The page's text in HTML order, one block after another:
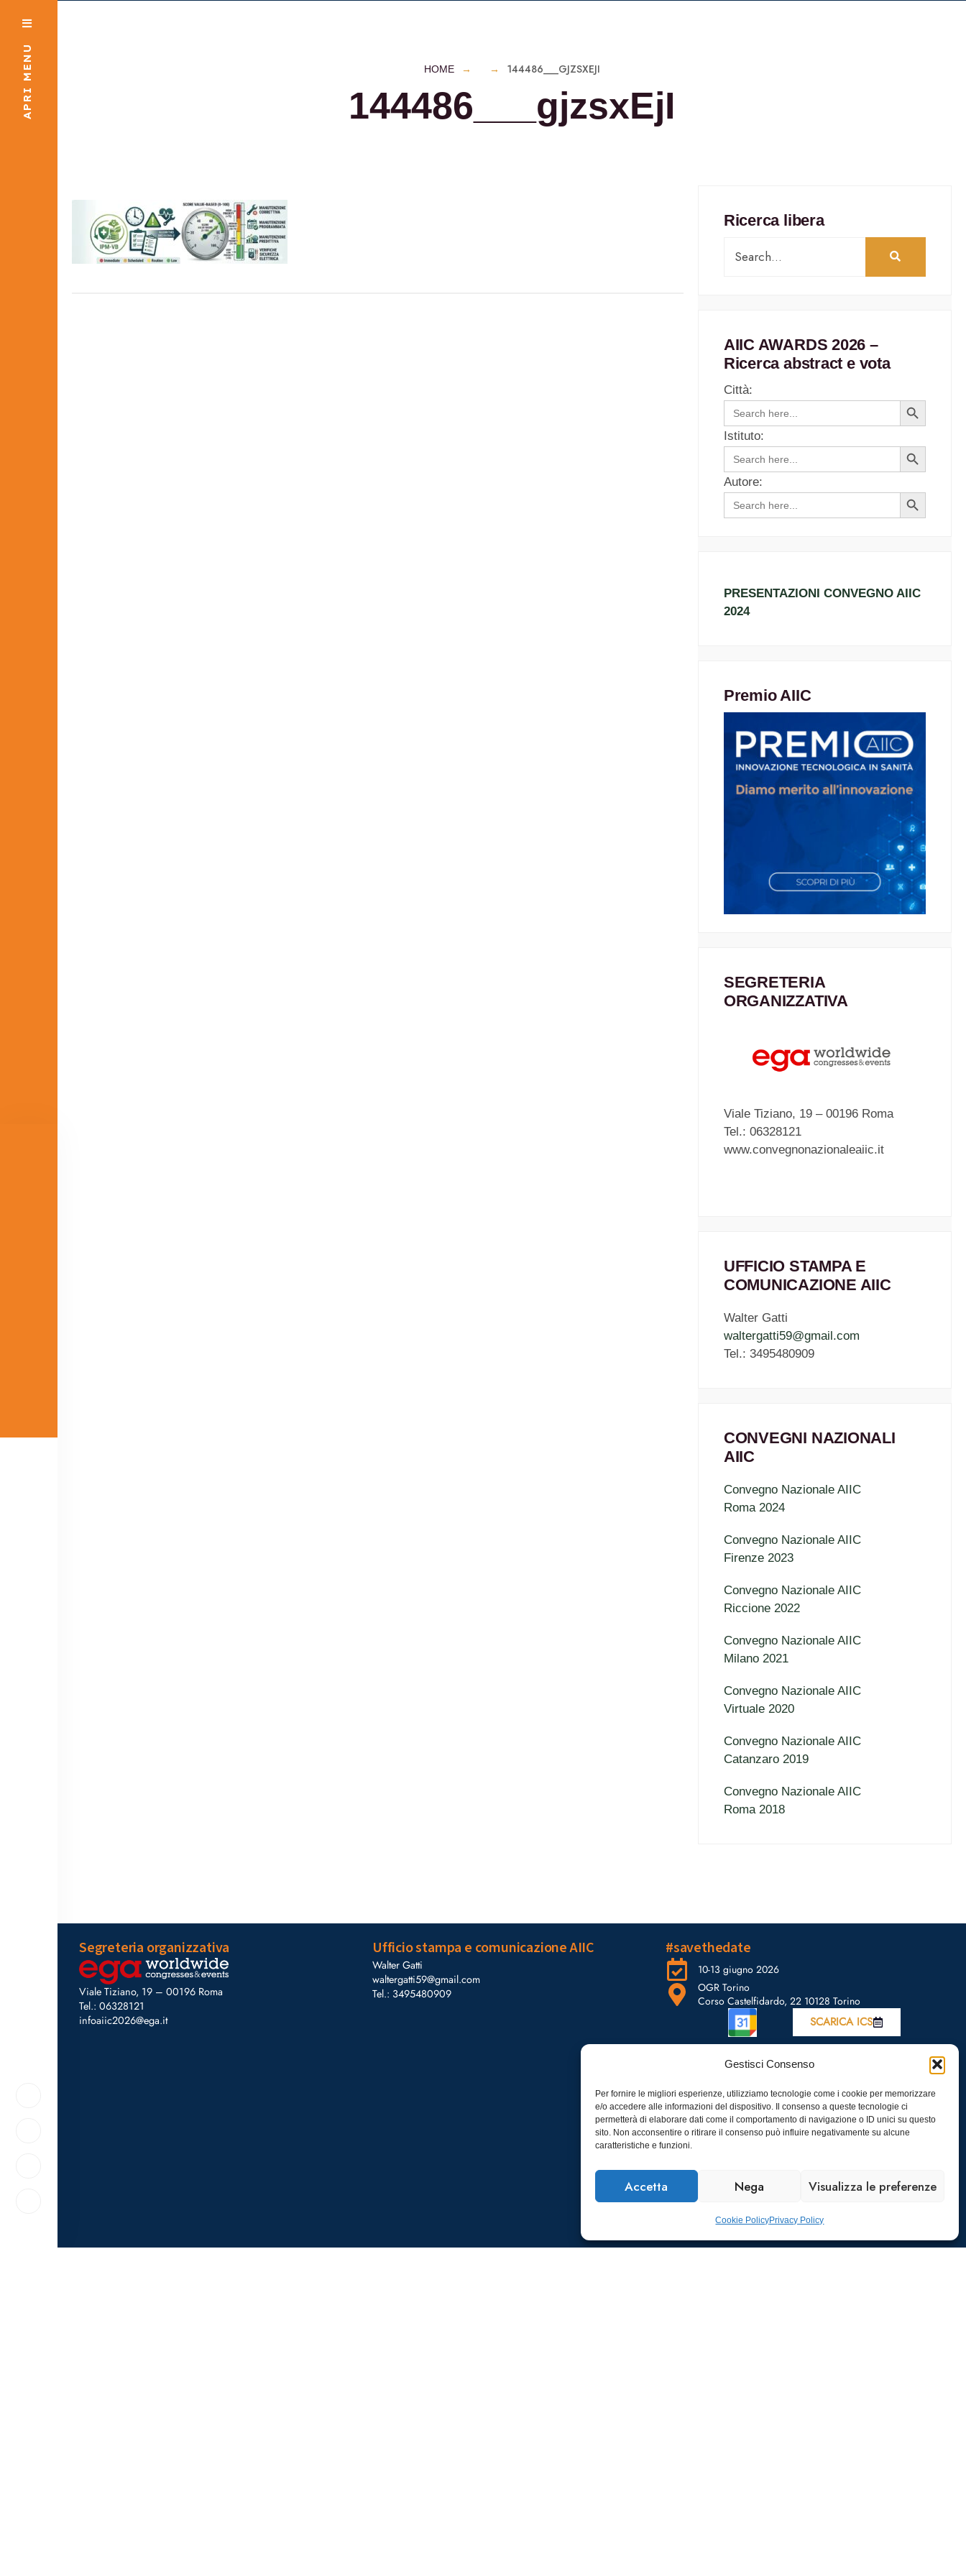
Gestisci Consenso
Per fornire le migliori esperienze, utilizziamo tecnologie come i cookie per memorizzare
e/o accedere alle informazioni del dispositivo. Il consenso a queste tecnologie ci
permetterà di elaborare dati come il comportamento di navigazione o ID unici su questo
sito. Non acconsentire o ritirare il consenso può influire negativamente su alcune
caratteristiche e funzioni.
Accetta Nega Visualizza le preferenze
Cookie PolicyPrivacy Policy
APRI MENU HOME 144486___GJZSXEJI
144486___gjzsxEjI
Ricerca libera
AIIC AWARDS 2026 –
Ricerca abstract e vota
Città:
Search
for:
Search
Button
Istituto:
Search
for:
Search
Button
Autore:
Search
for:
Search
Button
PRESENTAZIONI CONVEGNO AIIC
2024
Premio AIIC
SEGRETERIA
ORGANIZZATIVA
Viale Tiziano, 19 – 00196 Roma
Tel.: 06328121
www.convegnonazionaleaiic.it
UFFICIO STAMPA E
COMUNICAZIONE AIIC
Walter Gatti
waltergatti59@gmail.com
Tel.: 3495480909
CONVEGNI NAZIONALI
AIIC
Convegno Nazionale AIIC
Roma 2024
Convegno Nazionale AIIC
Firenze 2023
Convegno Nazionale AIIC
Riccione 2022
Convegno Nazionale AIIC
Milano 2021
Convegno Nazionale AIIC
Virtuale 2020
Convegno Nazionale AIIC
Catanzaro 2019
Convegno Nazionale AIIC
Roma 2018
Segreteria organizzativa
Viale Tiziano, 19 – 00196 Roma
Tel.: 06328121
infoaiic2026@ega.it
Ufficio stampa e comunicazione AIIC
Walter Gatti
waltergatti59@gmail.com
Tel.: 3495480909
#savethedate
10-13 giugno 2026
OGR Torino
Corso Castelfidardo, 22 10128 Torino
SCARICA ICS